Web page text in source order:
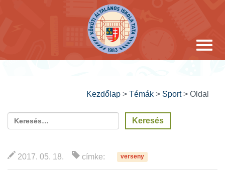
Kezdőlap > Témák > Sport> Oldal
2017. 05. 18. címke: verseny